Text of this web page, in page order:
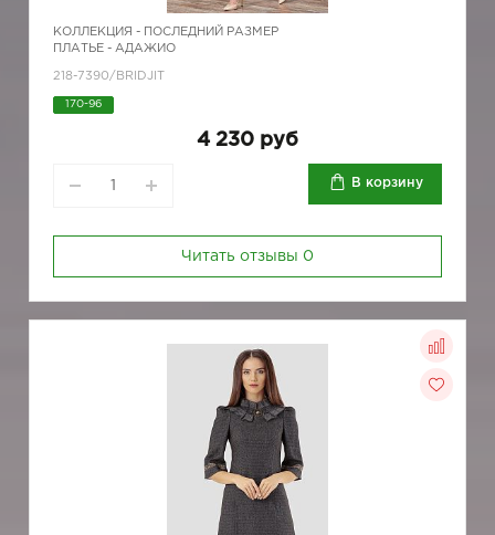
КОЛЛЕКЦИЯ -
ПОСЛЕДНИЙ РАЗМЕР
ПЛАТЬЕ - АДАЖИО
218-7390/BRIDJIT
170-96
4 230 руб
В корзину
Читать отзывы 0